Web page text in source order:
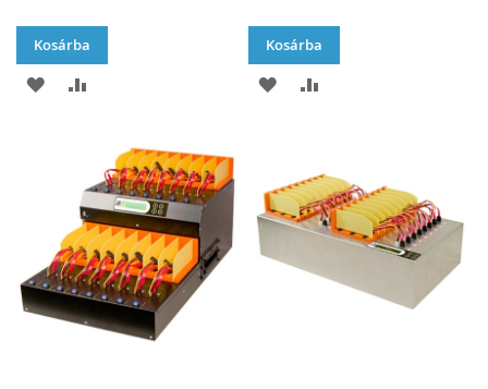
Kosárba
HOZZÁADÁS
KÍVÁNSÁGLISTÁHOZ
ÖSSZEHASONLÍTÁSHOZ
Kosárba
HOZZÁADÁS